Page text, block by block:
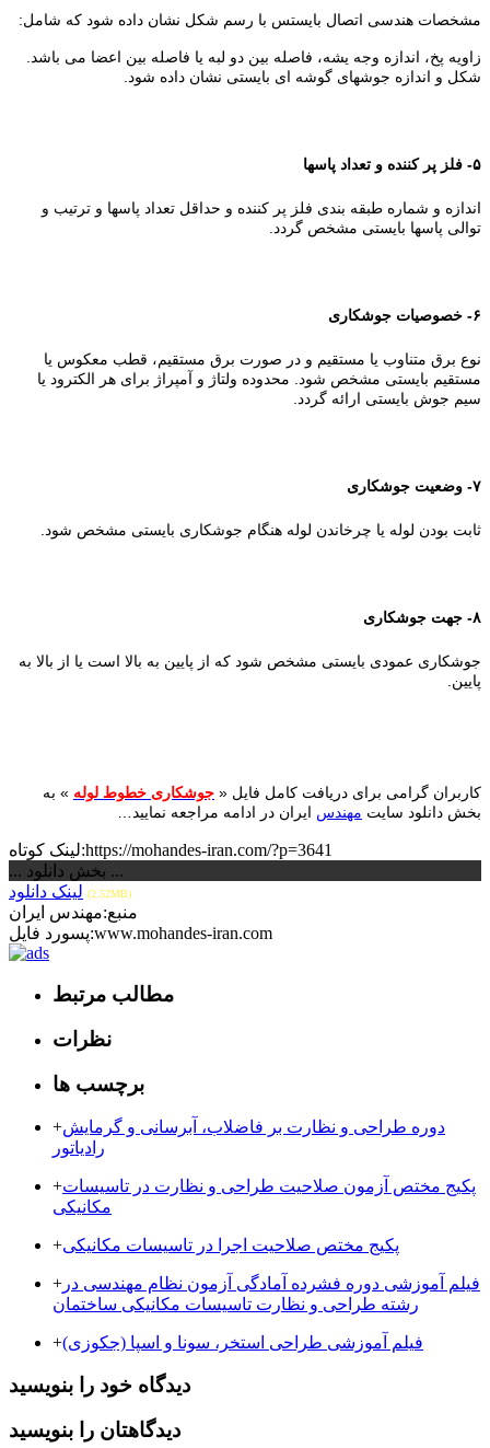
مشخصات هندسی اتصال بایستس با رسم شکل نشان داده شود که شامل:
زاویه پخ، اندازه وجه یشه، فاصله بین دو لبه یا فاصله بین اعضا می باشد.
شکل و اندازه جوشهای گوشه ای بایستی نشان داده شود.
۵- فلز پر کننده و تعداد پاسها
اندازه و شماره طبقه بندی فلز پر کننده و حداقل تعداد پاسها و ترتیب و
توالی پاسها بایستی مشخص گردد.
۶- خصوصیات جوشکاری
نوع برق متناوب یا مستقیم و در صورت برق مستقیم، قطب معکوس یا
مستقیم بایستی مشخص شود. محدوده ولتاژ و آمپراژ برای هر الکترود یا
سیم جوش بایستی ارائه گردد.
۷- وضعیت جوشکاری
ثابت بودن لوله یا چرخاندن لوله هنگام جوشکاری بایستی مشخص شود.
۸- جهت جوشکاری
جوشکاری عمودی بایستی مشخص شود که از پایین به بالا است یا از بالا به
پایین.
کاربران گرامی برای دریافت کامل فایل « جوشکاری خطوط لوله » به
بخش دانلود سایت مهندس ایران در ادامه مراجعه نمایید…
لینک کوتاه:https://mohandes-iran.com/?p=3641
... بخش دانلود ...
لینک دانلود
(2.52MB)
منبع:مهندس ایران
پسورد فایل:www.mohandes-iran.com
مطالب مرتبط
نظرات
برچسب ها
+دوره طراحی و نظارت بر فاضلاب، آبرسانی و گرمایش
رادیاتور
+پکیج مختص آزمون صلاحیت طراحی و نظارت در تاسیسات
مکانیکی
+پکیج مختص صلاحیت اجرا در تاسیسات مکانیکی
+ فیلم آموزشی دوره فشرده آمادگی آزمون نظام مهندسی در
رشته طراحی و نظارت تاسیسات مکانیکی ساختمان
+فیلم آموزشی طراحی استخر، سونا و اسپا (جکوزی)
دیدگاه خود را بنویسید
دیدگاهتان را بنویسید